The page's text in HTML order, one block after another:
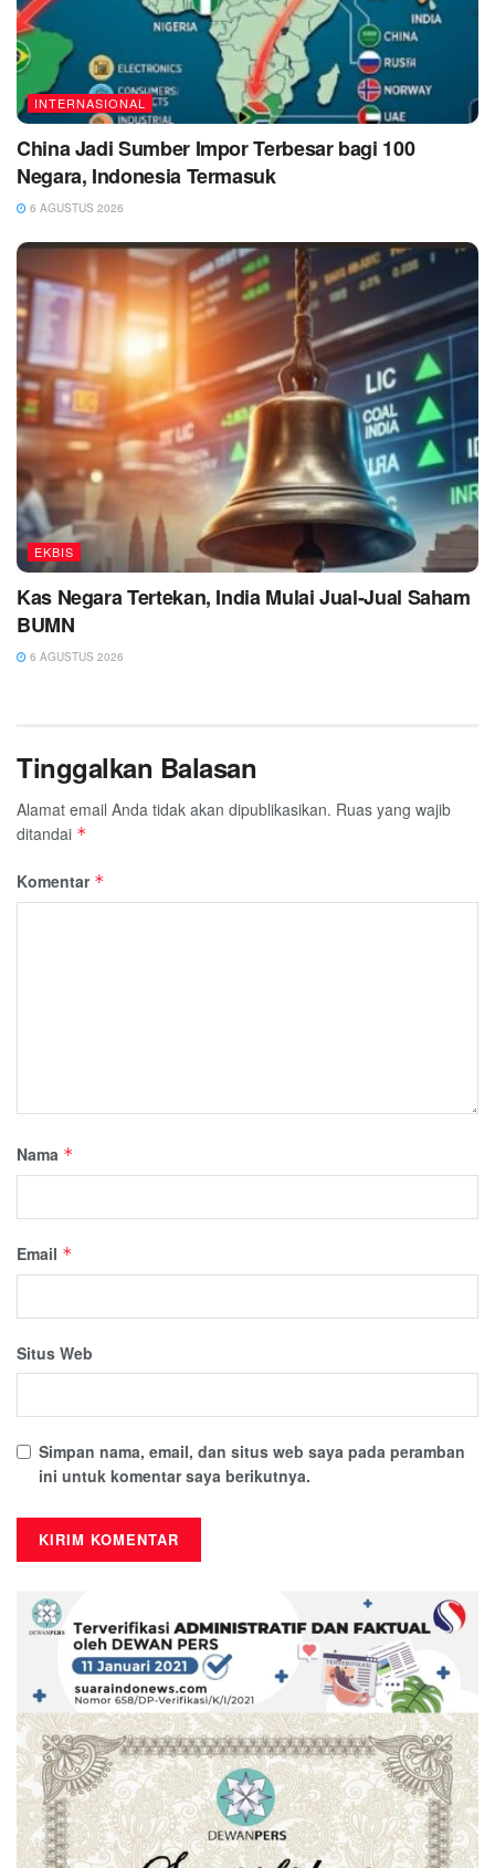
INTERNASIONAL
China Jadi Sumber Impor Terbesar bagi 100
Negara, Indonesia Termasuk
6 AGUSTUS 2026
EKBIS
Kas Negara Tertekan, India Mulai Jual-Jual Saham
BUMN
6 AGUSTUS 2026
Tinggalkan Balasan
Alamat email Anda tidak akan dipublikasikan. Ruas yang wajib
ditandai *
Komentar *
Nama *
Email *
Situs Web
Simpan nama, email, dan situs web saya pada peramban
ini untuk komentar saya berikutnya.